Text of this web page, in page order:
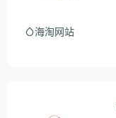
海淘网站